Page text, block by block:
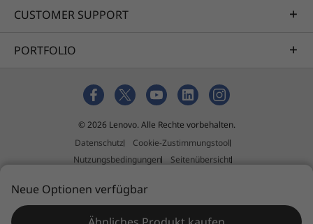
CUSTOMER SUPPORT
PORTFOLIO
© 2026 Lenovo. Alle Rechte vorbehalten.
Datenschutz
Cookie-Zustimmungstool
Nutzungsbedingungen
Seitenübersicht
Allgemeine Geschäftsbedingungen (AGB)
Neue Optionen verfügbar